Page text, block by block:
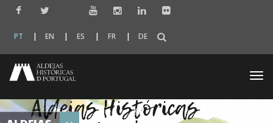
PT EN ES FR DE